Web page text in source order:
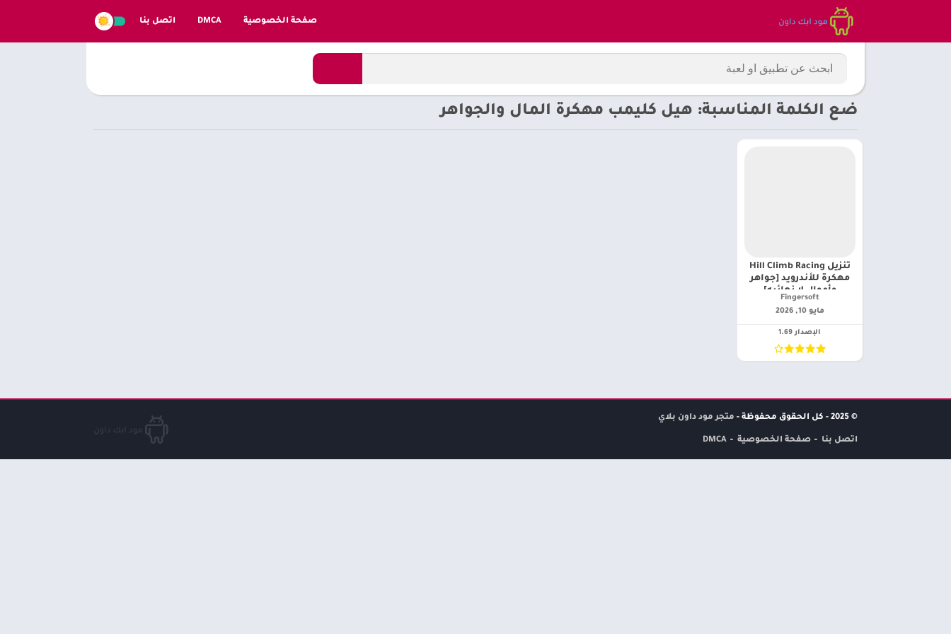
صفحة الخصوصية DMCA اتصل بنا
ضع الكلمة المناسبة: هيل كليمب مهكرة المال والجواهر
تنزيل Hill Climb Racing
مهكرة للأندرويد [جواهر
وأموال لا نهائيه]
Fingersoft‏
مايو 10, 2026
الإصدار 1.69
© 2025 - كل الحقوق محفوظة - متجر مود داون بلاي
اتصل بنا صفحة الخصوصية DMCA